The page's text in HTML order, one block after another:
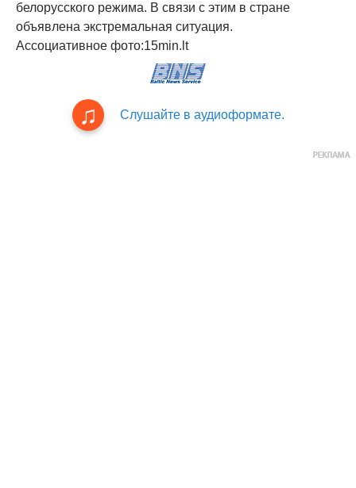
белорусского режима. В связи с этим в стране
объявлена экстремальная ситуация.
Ассоциативное фото:15min.lt
Слушайте в аудиоформате.